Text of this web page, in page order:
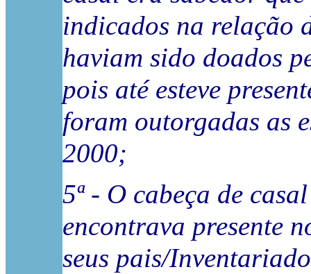
indicados na relação
haviam sido doados
pois até esteve
foram outorgadas as
2000;
5ª - O cabeça de
encontrava presente
seus pais/